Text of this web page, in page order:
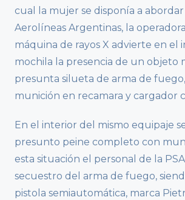
cual la mujer se disponía a
Aerolíneas Argentinas, la
máquina de rayos X advierte en el
mochila la presencia de un objeto
presunta silueta de arma de
munición en recamara y cargador
En el interior del mismo equipaje
presunto peine completo con
esta situación el personal de la
secuestro del arma de fuego,
pistola semiautomática, marca